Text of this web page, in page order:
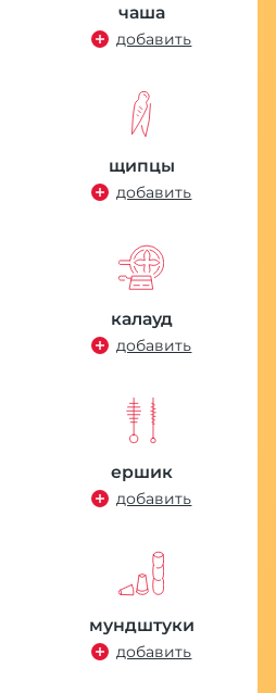
чаша
добавить
щипцы
добавить
калауд
добавить
ершик
добавить
мундштуки
добавить